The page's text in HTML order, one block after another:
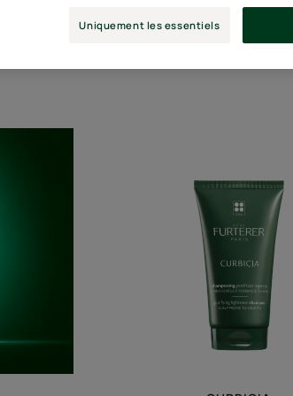
légèreté
Uniquement les essentiels